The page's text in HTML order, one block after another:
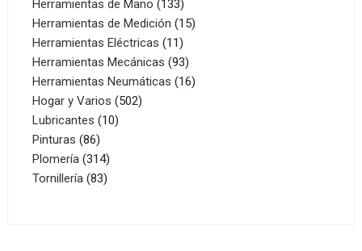
Herramientas de Mano 133
productos
Herramientas de Medición 1515
Herramientas Eléctricas 1111
productos
Herramientas Mecánicas 9393
productos
Herramientas Neumáticas 1616
Hogar y Varios 502502
Lubricantes 1010
Pinturas 8686
productos
Plomería 314314
productos
Tornillería 8383